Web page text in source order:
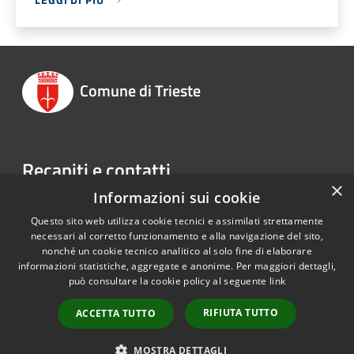
Comune di Trieste
Recapiti e contatti
Piazza Unità d'Italia 4 34121 Trieste TS
Telefono:040 6751
RSS
Accessibilità
Copyright © 2026 • Comune di
Municipium•
Accesso
redazione
×
Informazioni sui cookie
Questo sito web utilizza cookie tecnici e assimilati strettamente
necessari al corretto funzionamento e alla navigazione del sito,
nonché un cookie tecnico analitico al solo fine di elaborare
informazioni statistiche, aggregate e anonime. Per maggiori dettagli,
può consultare la cookie policy al seguente link
ACCETTA TUTTO RIFIUTA TUTTO
MOSTRA DETTAGLI